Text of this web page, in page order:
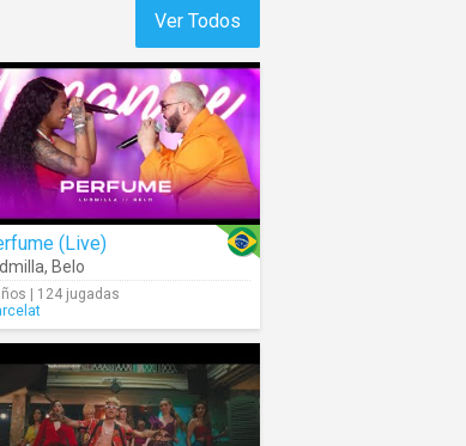
Ver Todos
(Live)
, Belo
| 124 jugadas